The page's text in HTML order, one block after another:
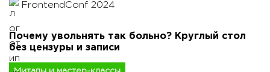
FrontendConf 2024
Почему увольнять так больно? Круглый стол
без цензуры и записи